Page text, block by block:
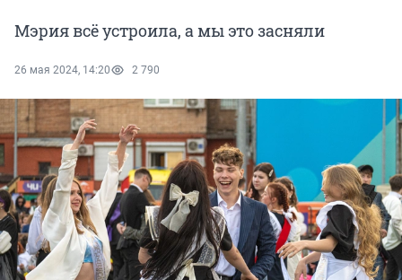
Мэрия всё устроила, а мы это засняли
26 мая 2024, 14:20 2 790